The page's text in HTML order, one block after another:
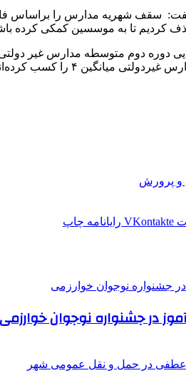
که بایستی مداخلات لازمه صورت گیرد.
و پرورش
‫VKontakte رایانامه چاپ